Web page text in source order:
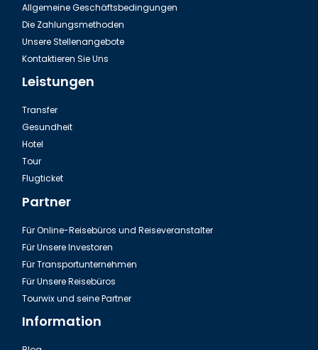
Allgemeine Geschäftsbedingungen
Die Zahlungsmethoden
Unsere Stellenangebote
Kontaktieren Sie Uns
Leistungen
Transfer
Gesundheit
Hotel
Tour
Flugticket
Partner
Für Online-Reisebüros und Reiseveranstalter
Für Unsere Investoren
Für Transportunternehmen
Für Unsere Reisebüros
Tourwix und seine Partner
Information